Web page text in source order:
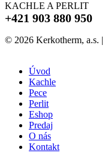
KACHLE A PERLIT
+421 903 880 950
© 2026 Kerkotherm, a.s. |
Úvod
Kachle
Pece
Perlit
Eshop
Predaj
O nás
Kontakt